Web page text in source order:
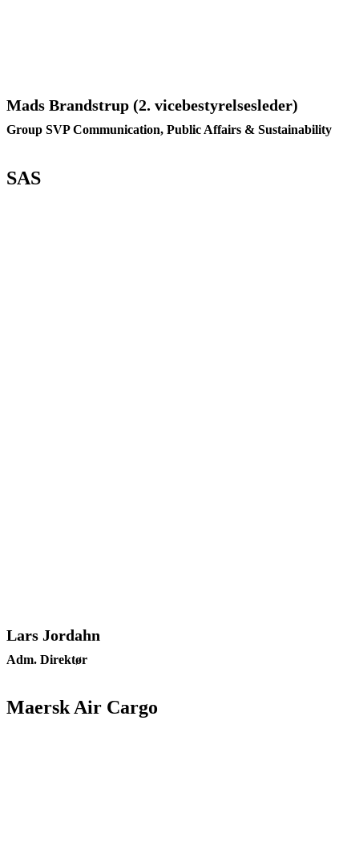
Mads Brandstrup (2. vicebestyrelsesleder)
Group SVP Communication, Public Affairs & Sustainability
SAS
Lars Jordahn
Adm. Direktør
Maersk Air Cargo